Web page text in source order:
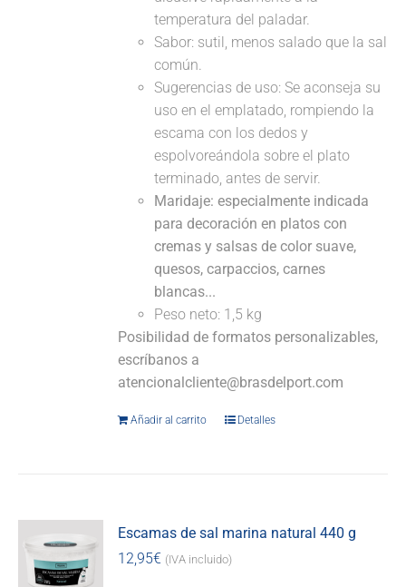
temperatura del paladar.
Sabor: sutil, menos salado que la sal
común.
Sugerencias de uso: Se aconseja su
uso en el emplatado, rompiendo la
escama con los dedos y
espolvoreándola sobre el plato
terminado, antes de servir.
Maridaje: especialmente indicada
para decoración en platos con
cremas y salsas de color suave,
quesos, carpaccios, carnes
blancas...
Peso neto: 1,5 kg
Posibilidad de formatos personalizables,
escríbanos a
atencionalcliente@brasdelport.com
Añadir al carrito Detalles
Escamas de sal marina natural 440 g
12,95€ (IVA incluido)